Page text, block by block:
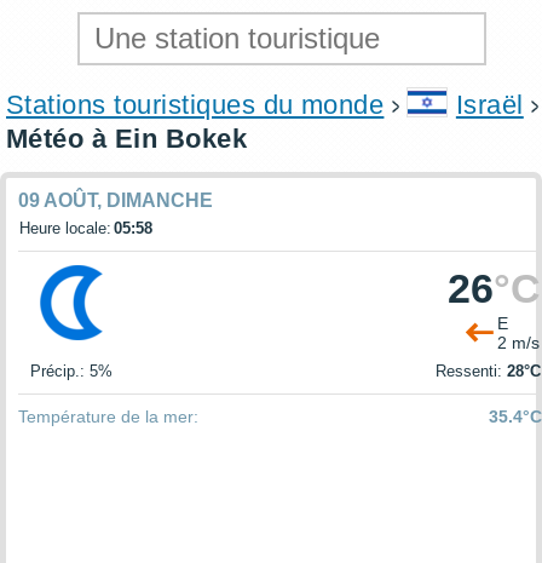
Stations touristiques du monde
Israël
Météo à Ein Bokek
09 AOÛT, DIMANCHE
Heure locale: 05:58
26°C
E
2 m/s
Précip.: 5% Ressenti: 28°C
Température de la mer: 35.4°C